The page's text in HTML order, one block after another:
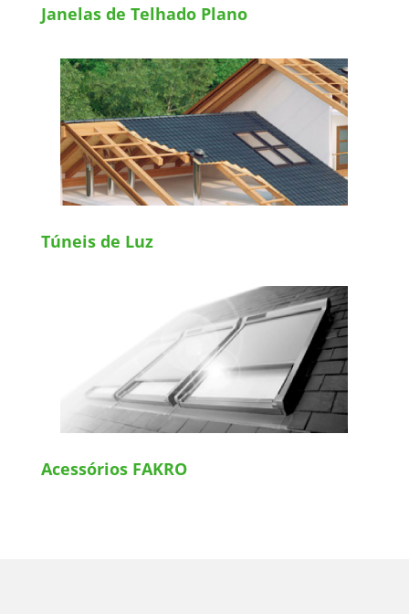
Janelas de Telhado Plano
Túneis de Luz
Acessórios FAKRO